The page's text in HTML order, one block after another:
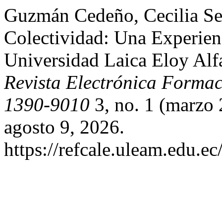
Guzmán Cedeño, Cecilia
Colectividad: Una
Universidad Laica Eloy
Revista Electrónica
1390-9010 3, no. 1 (marzo
agosto 9, 2026.
https://